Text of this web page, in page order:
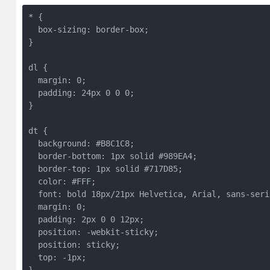
* {
  box-sizing: border-box;
}
dl {
  margin: 0;
  padding: 24px 0 0 0;
}
dt {
  background: #B8C1C8;
  border-bottom: 1px solid #989EA4;
  border-top: 1px solid #717D85;
  color: #FFF;
font: bold 18px/21px Helvetica, Arial, sans-
  margin: 0;
  padding: 2px 0 0 12px;
  position: -webkit-sticky;
  position: sticky;
  top: -1px;